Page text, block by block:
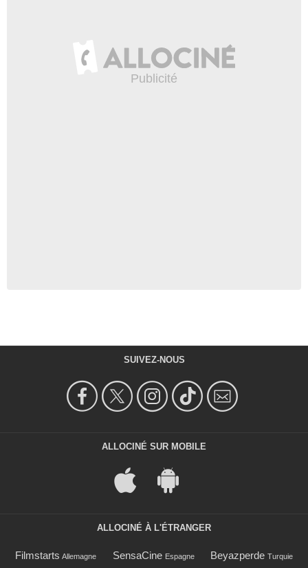
SUIVEZ-NOUS
ALLOCINÉ SUR MOBILE
ALLOCINÉ À L'ÉTRANGER
Filmstarts Allemagne SensaCine Espagne Beyazperde Turquie